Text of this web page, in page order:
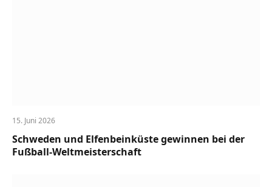
15. Juni 2026
Schweden und Elfenbeinküste gewinnen bei der
Fußball-Weltmeisterschaft